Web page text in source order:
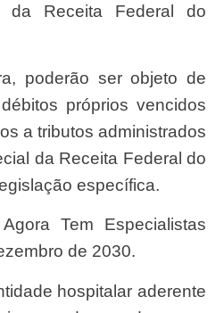
da Receita Federal do
próprios vencidos
a tributos administrados
da Receita Federal do
específica.
de 2030.
hospitalar aderente